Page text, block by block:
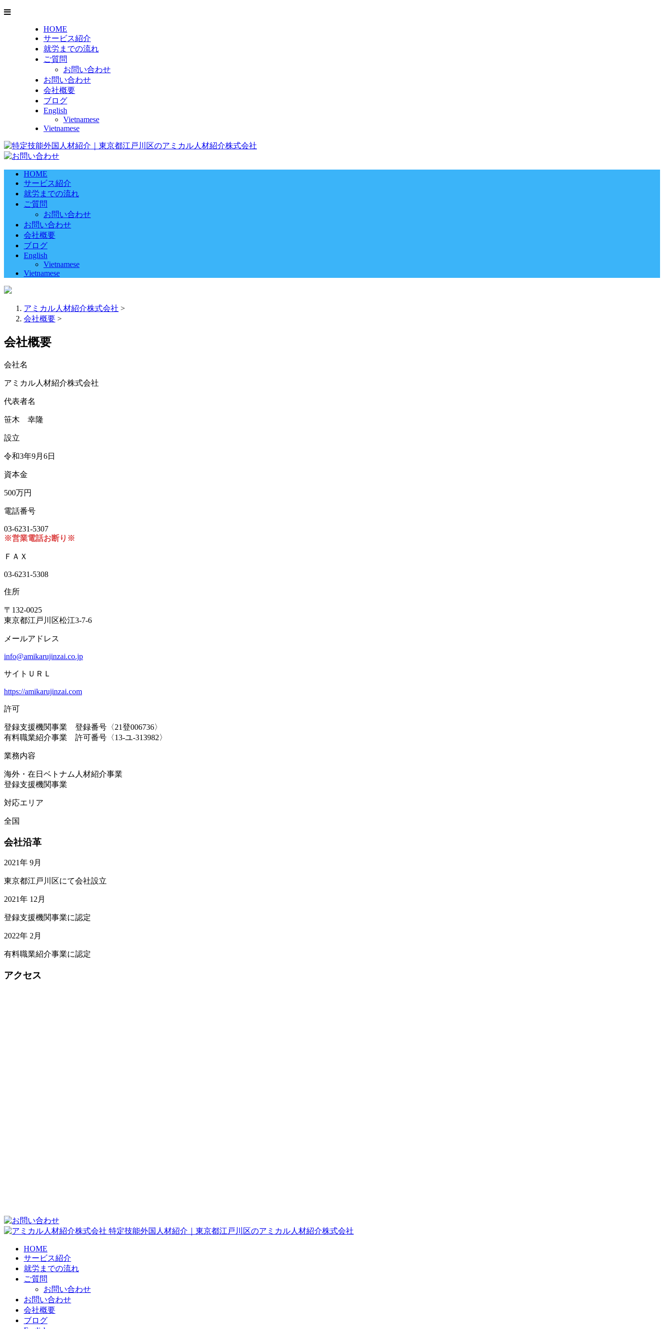
HOME
サービス紹介
就労までの流れ
ご質問
お問い合わせ
お問い合わせ
会社概要
ブログ
English
Vietnamese
Vietnamese
HOME
サービス紹介
就労までの流れ
ご質問
お問い合わせ
お問い合わせ
会社概要
ブログ
English
Vietnamese
Vietnamese
アミカル人材紹介株式会社 >
会社概要 >
会社概要
会社名
アミカル人材紹介株式会社
代表者名
笹木 幸隆
設立
令和3年9月6日
資本金
500万円
電話番号
03-6231-5307
※営業電話お断り※
ＦＡＸ
03-6231-5308
住所
〒132-0025
東京都江戸川区松江3-7-6
メールアドレス
info@amikarujinzai.co.jp
サイトＵＲＬ
https://amikarujinzai.com
許可
登録支援機関事業 登録番号〈21登006736〉
有料職業紹介事業 許可番号〈13-ユ-313982〉
業務内容
海外・在日ベトナム人材紹介事業
登録支援機関事業
対応エリア
全国
会社沿革
2021年 9月
東京都江戸川区にて会社設立
2021年 12月
登録支援機関事業に認定
2022年 2月
有料職業紹介事業に認定
アクセス
特定技能外国人材紹介｜東京都江戸川区のアミカル人材紹介株式会社
HOME
サービス紹介
就労までの流れ
ご質問
お問い合わせ
お問い合わせ
会社概要
ブログ